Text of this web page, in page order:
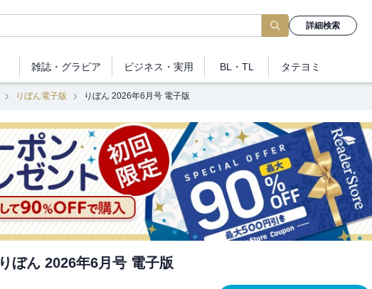
詳細検索
雑誌・ グラビア ビジネス ・実用 BL・TL タテヨミ
りぼん電子版 りぼん 2026年6月号 電子版
りぼん 2026年6月号 電子版